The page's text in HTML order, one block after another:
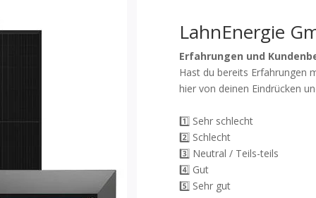
LahnEnergie
Erfahrungen und
Hast du bereits Erfahrungen
hier von deinen Eindrücken
1️⃣ Sehr schlecht
2️⃣ Schlecht
3️⃣ Neutral / Teils-teils
4️⃣ Gut
5️⃣ Sehr gut